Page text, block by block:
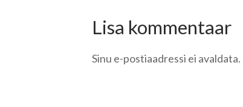
Lisa kommentaar
Sinu e-postiaadressi ei avaldata.